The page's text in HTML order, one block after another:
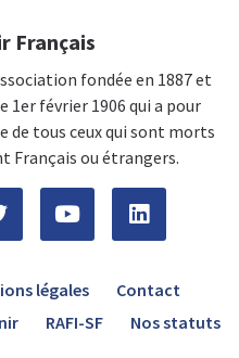
Français
fondée en 1887 et
1er février 1906 qui a pour
tous ceux qui sont morts
Français ou étrangers.
légales
Contact
RAFI-SF Nos statuts